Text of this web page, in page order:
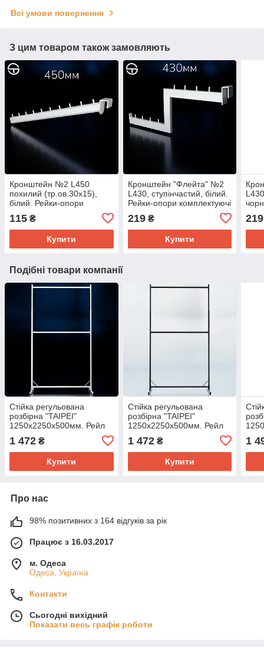
Всі умови повернення
З цим товаром також замовляють
Кронштейн №2 L450
поxилий (тр.ов.30x15),
білий. Рейки-опори
комплектуючі до торгового
обладнання
115 ₴
Купити
Кронштейн "Флейта" №2
L430, ступінчастий, білий.
Рейки-опори комплектуючі
до торгового обладнання
219₴
Купити
219
Подібні товари компанії
Стійка регульована
розбірна "TAIPEI"
1250х2250х500мм. Рейл
кронштейнів для бутіка.
1 472 ₴
Купити
Стійка регульована
розбірна "TAIPEI"
1250х2250х500мм. Рейл
кронштейнів для бутіка.
1 472₴
Купити
1
Про нас
98% позитивних з 164 відгуків за рік
Працює з 16.03.2017
м. Одеса
Одеса, Україна
Контакти
Сьогодні вихідний
Показати весь графік роботи